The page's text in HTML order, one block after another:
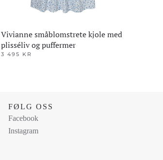
Vivianne småblomstrete kjole med
plisséliv og puffermer
3 495 KR
varianter.
Alternativene
FØLG OSS
Facebook
Instagram